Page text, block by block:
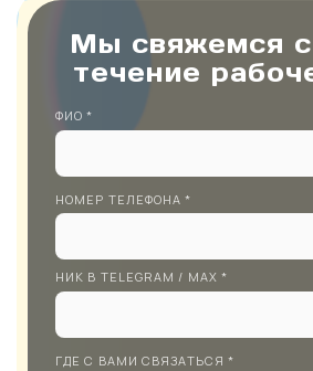
Мы свяжемся
течение
ФИО *
НОМЕР ТЕЛЕФОНА *
НИК В TELEGRAM / MAX *
ГДЕ С ВАМИ СВЯЗАТЬСЯ *